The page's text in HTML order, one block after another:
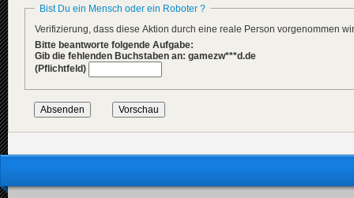
Bist Du ein Mensch oder ein Roboter ?
Verifizierung, dass diese Aktion durch eine reale Person vorgenommen
Bitte beantworte folgende Aufgabe:
Gib die fehlenden Buchstaben an: gamezw***d.de
(Pflichtfeld)